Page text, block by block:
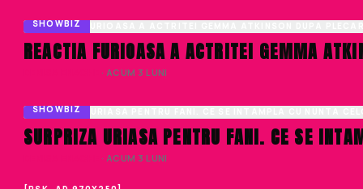
SHOWBIZ
REACTIA FURIOASA A ACTRITEI GEMMA
· ACUM 3 LUNI
SHOWBIZ
SURPRIZA URIASA PENTRU FANI. CE SE
· ACUM 3 LUNI